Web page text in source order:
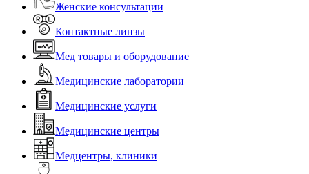
Женские консультации
Контактные линзы
Мед товары и оборудование
Медицинские лаборатории
Медицинские услуги
Медицинские центры
Медцентры, клиники